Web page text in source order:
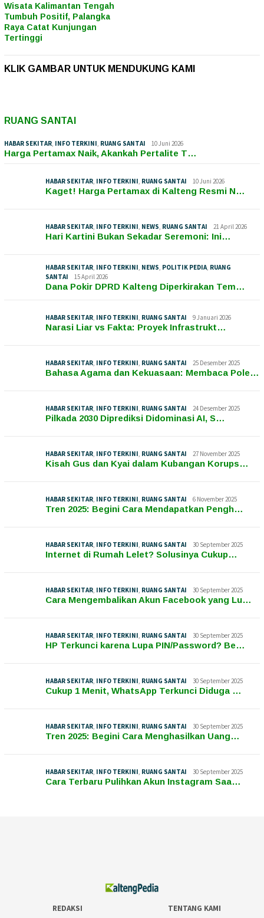
Wisata Kalimantan Tengah
Tumbuh Positif, Palangka
Raya Catat Kunjungan
Tertinggi
KLIK GAMBAR UNTUK MENDUKUNG KAMI
RUANG SANTAI
HABAR SEKITAR INFO TERKINI RUANG SANTAI 10 Juni 2026
Harga Pertamax Naik, Akankah Pertalite T…
HABAR SEKITAR INFO TERKINI RUANG SANTAI 10 Juni 2026
Kaget! Harga Pertamax di Kalteng Resmi N…
HABAR SEKITAR INFO TERKINI NEWS RUANG SANTAI 21 April 2026
Hari Kartini Bukan Sekadar Seremoni: Ini…
HABAR SEKITAR INFO TERKINI NEWS POLITIK PEDIA RUANG
SANTAI
15 April 2026
Dana Pokir DPRD Kalteng Diperkirakan Tem…
HABAR SEKITAR INFO TERKINI RUANG SANTAI 9 Januari 2026
Narasi Liar vs Fakta: Proyek Infrastrukt…
HABAR SEKITAR INFO TERKINI RUANG SANTAI 25 Desember 2025
Bahasa Agama dan Kekuasaan: Membaca Pole…
HABAR SEKITAR INFO TERKINI RUANG SANTAI 24 Desember 2025
Pilkada 2030 Diprediksi Didominasi AI, S…
HABAR SEKITAR INFO TERKINI RUANG SANTAI 27 November 2025
Kisah Gus dan Kyai dalam Kubangan Korups…
HABAR SEKITAR INFO TERKINI RUANG SANTAI 6 November 2025
Tren 2025: Begini Cara Mendapatkan Pengh…
HABAR SEKITAR INFO TERKINI RUANG SANTAI 30 September 2025
Internet di Rumah Lelet? Solusinya Cukup…
HABAR SEKITAR INFO TERKINI RUANG SANTAI 30 September 2025
Cara Mengembalikan Akun Facebook yang Lu…
HABAR SEKITAR INFO TERKINI RUANG SANTAI 30 September 2025
HP Terkunci karena Lupa PIN/Password? Be…
HABAR SEKITAR INFO TERKINI RUANG SANTAI 30 September 2025
Cukup 1 Menit, WhatsApp Terkunci Diduga …
HABAR SEKITAR INFO TERKINI RUANG SANTAI 30 September 2025
Tren 2025: Begini Cara Menghasilkan Uang…
HABAR SEKITAR INFO TERKINI RUANG SANTAI 30 September 2025
Cara Terbaru Pulihkan Akun Instagram Saa…
REDAKSI TENTANG KAMI